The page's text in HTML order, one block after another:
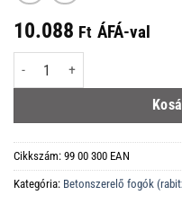
10.088 Ft ÁFÁ-val
99 00 300 EAN Betonszerelő
Cikkszám: 99 00 300 EAN
Kategória: Betonszerelő fogók